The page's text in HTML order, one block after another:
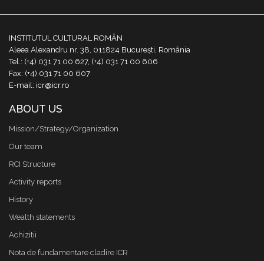
INSTITUTUL CULTURAL ROMÂN
Aleea Alexandru nr. 38, 011824 București, România
Tel.: (+4) 031 71 00 627, (+4) 031 71 00 606
Fax: (+4) 031 71 00 607
E-mail: icr@icr.ro
ABOUT US
Mission/Strategy/Organization
Our team
RCI Structure
Activity reports
History
Wealth statements
Achizitii
Nota de fundamentare cladire ICR